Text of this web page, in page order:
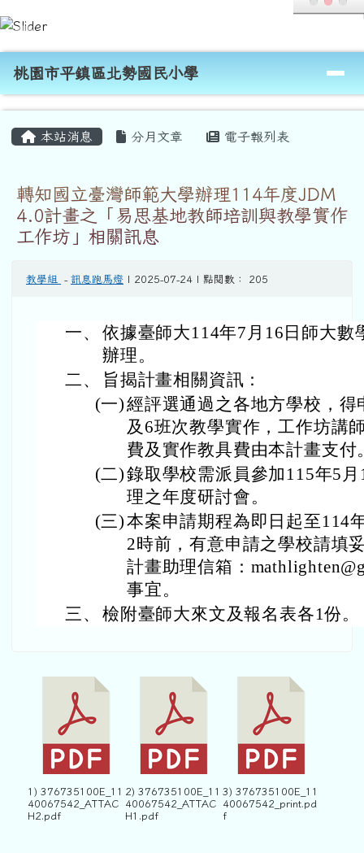
跳至主內容區
桃園市平鎮區北勢國民小學
導覽列
桃園市平鎮區北勢國民小學
本站消息 分月文章 電子報列表
轉知國立臺灣師範大學辦理114年度JDM
4.0計畫之「易思基地教師培訓與教學實作
工作坊」相關訊息
教學組 - 訊息跑馬燈 | 2025-07-24 | 點閱數： 205
一、 依據臺師大114年7月16日師大數
辦理。
二、
旨揭計畫相關資訊：
(一)經評選通過之各地方學校，
及6班次教學實作，工作坊講
費及實作教具費由本計畫支付
(二)錄取學校需派員參加115年5
理之年度研討會。
(三)本案申請期程為即日起至114
2時前，有意申請之學校請填
計畫助理信箱：
事宜。
三、 檢附臺師大來文及報名表各1份。
1) 376735100E_11
40067542_ATTAC
H2.pdf
2) 376735100E_11
40067542_ATTAC
H1.pdf
3) 376735100E_11
40067542_print.pd
f